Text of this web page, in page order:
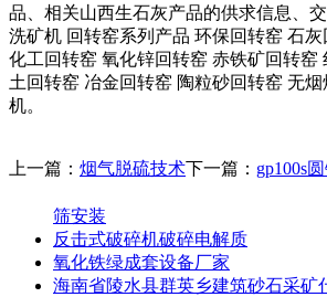
品、相关山西生石灰产品的供求信息、
洗矿机 回转窑系列产品 环保回转窑 石
化工回转窑 氧化锌回转窑 赤铁矿回转窑
土回转窑 冶金回转窑 陶粒砂回转窑 无
机。
上一篇： 烟气脱硫技术下一篇： gp100s
筛安装
反击式破碎机破碎电解质
氧化铁绿成套设备厂家
海南省陵水县群英乡建筑砂石采矿